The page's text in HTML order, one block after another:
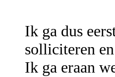
Ik ga dus
solliciteren
Ik ga eraan